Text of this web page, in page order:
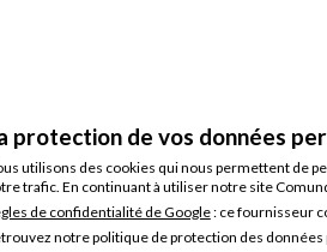
protection de vos données
utilisons des cookies qui nous permettent de
trafic. En continuant à utiliser notre site
de confidentialité de Google: ce fournisseur
notre politique de protection des
RECONVERSION
PROFESSIONNELLE
HUMAINES
DIGITAL